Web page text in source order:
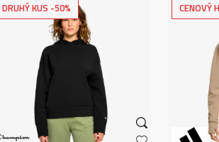
DRUHÝ KUS -50% CENOVÝ